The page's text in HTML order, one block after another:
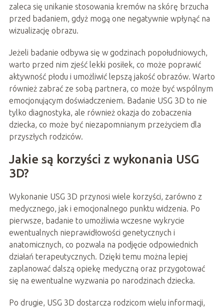
zaleca się unikanie stosowania kremów na skórę brzucha
przed badaniem, gdyż mogą one negatywnie wpłynąć na
wizualizację obrazu.
Jeżeli badanie odbywa się w godzinach popołudniowych,
warto przed nim zjeść lekki posiłek, co może poprawić
aktywność płodu i umożliwić lepszą jakość obrazów. Warto
również zabrać ze sobą partnera, co może być wspólnym
emocjonującym doświadczeniem. Badanie USG 3D to nie
tylko diagnostyka, ale również okazja do zobaczenia
dziecka, co może być niezapomnianym przeżyciem dla
przyszłych rodziców.
Jakie są korzyści z wykonania USG
3D?
Wykonanie USG 3D przynosi wiele korzyści, zarówno z
medycznego, jak i emocjonalnego punktu widzenia. Po
pierwsze, badanie to umożliwia wczesne wykrycie
ewentualnych nieprawidłowości genetycznych i
anatomicznych, co pozwala na podjęcie odpowiednich
działań terapeutycznych. Dzięki temu można lepiej
zaplanować dalszą opiekę medyczną oraz przygotować
się na ewentualne wyzwania po narodzinach dziecka.
Po drugie, USG 3D dostarcza rodzicom wielu informacji,